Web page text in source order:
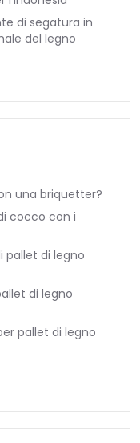
di segatura in
del legno
una briquetter?
cocco con i
pallet di legno
di legno
pallet di legno